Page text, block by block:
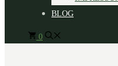
BLOG
0